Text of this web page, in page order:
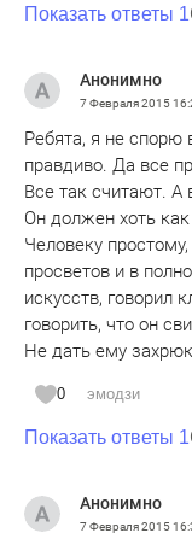
проблема, главное
убийства своих
система
не подчиниться ей.
следует и
исполнении без
безысходности
наркоманов,
криминал на
общежития. Все
«нормального»
только к тому, что
близкие признают
системы и не
главного героя,
глаза глядят. Но
Показать ответы 1
Анонимно
7 Февраля 2015
Ребята, я не спорю
правдиво. Да все
Все так считают. А
Он должен хоть как
Человеку
просветов и в
искусств, говорил
говорить, что он
Не дать ему
0 эмодзи
Показать ответы 1
Анонимно
7 Февраля 2015